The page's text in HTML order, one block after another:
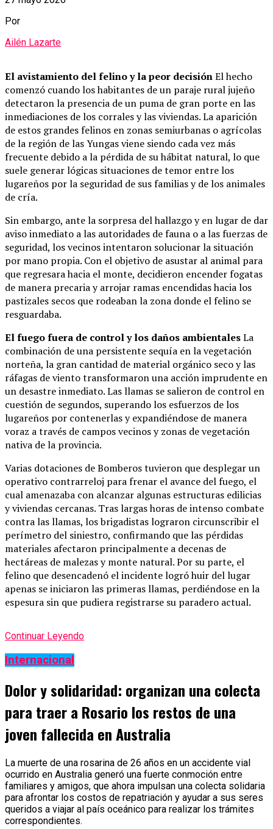
Por
Ailén Lazarte
El avistamiento del felino y la peor decisiónEl hecho
comenzó cuando los habitantes de un paraje rural jujeño
detectaron la presencia de un puma de gran porte en las
inmediaciones de los corrales y las viviendas. La aparición
de estos grandes felinos en zonas semiurbanas o agrícolas
de la región de las Yungas viene siendo cada vez más
frecuente debido a la pérdida de su hábitat natural, lo que
suele generar lógicas situaciones de temor entre los
lugareños por la seguridad de sus familias y de los animales
de cría.
Sin embargo, ante la sorpresa del hallazgo y en lugar de dar
aviso inmediato a las autoridades de fauna o a las fuerzas de
seguridad, los vecinos intentaron solucionar la situación
por mano propia. Con el objetivo de asustar al animal para
que regresara hacia el monte, decidieron encender fogatas
de manera precaria y arrojar ramas encendidas hacia los
pastizales secos que rodeaban la zona donde el felino se
resguardaba.
El fuego fuera de control y los daños ambientalesLa
combinación de una persistente sequía en la vegetación
norteña, la gran cantidad de material orgánico seco y las
ráfagas de viento transformaron una acción imprudente en
un desastre inmediato. Las llamas se salieron de control en
cuestión de segundos, superando los esfuerzos de los
lugareños por contenerlas y expandiéndose de manera
voraz a través de campos vecinos y zonas de vegetación
nativa de la provincia.
Varias dotaciones de Bomberos tuvieron que desplegar un
operativo contrarreloj para frenar el avance del fuego, el
cual amenazaba con alcanzar algunas estructuras edilicias
y viviendas cercanas. Tras largas horas de intenso combate
contra las llamas, los brigadistas lograron circunscribir el
perímetro del siniestro, confirmando que las pérdidas
materiales afectaron principalmente a decenas de
hectáreas de malezas y monte natural. Por su parte, el
felino que desencadenó el incidente logró huir del lugar
apenas se iniciaron las primeras llamas, perdiéndose en la
espesura sin que pudiera registrarse su paradero actual.
Continuar Leyendo
Internacional
Dolor y solidaridad: organizan una colecta
para traer a Rosario los restos de una
joven fallecida en Australia
La muerte de una rosarina de 26 años en un accidente vial
ocurrido en Australia generó una fuerte conmoción entre
familiares y amigos, que ahora impulsan una colecta solidaria
para afrontar los costos de repatriación y ayudar a sus seres
queridos a viajar al país oceánico para realizar los trámites
correspondientes.